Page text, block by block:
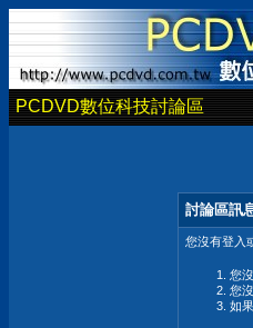
PCDVD數位科技討論區
討論區訊
您沒有登入
您
您
如